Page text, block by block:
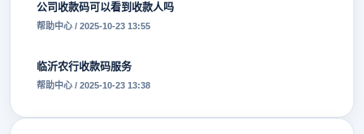
公司收款码可以看到收款人吗
帮助中心 / 2025-10-23 13:55
临沂农行收款码服务
帮助中心 / 2025-10-23 13:38